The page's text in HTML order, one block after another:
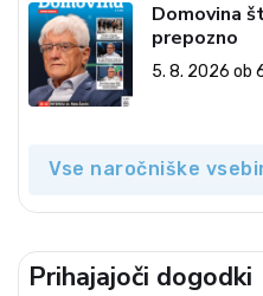
Domovina
prepozno
5. 8. 2026 ob
Vse naročniške
Prihajajoči dogodki